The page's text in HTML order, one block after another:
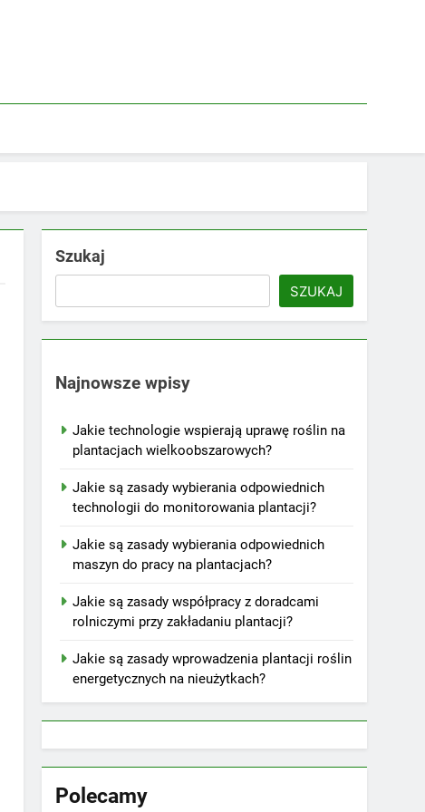
Szukaj
SZUKAJ
Najnowsze wpisy
Jakie technologie wspierają uprawę roślin na
plantacjach wielkoobszarowych?
Jakie są zasady wybierania odpowiednich
technologii do monitorowania plantacji?
Jakie są zasady wybierania odpowiednich
maszyn do pracy na plantacjach?
Jakie są zasady współpracy z doradcami
rolniczymi przy zakładaniu plantacji?
Jakie są zasady wprowadzenia plantacji roślin
energetycznych na nieużytkach?
Polecamy